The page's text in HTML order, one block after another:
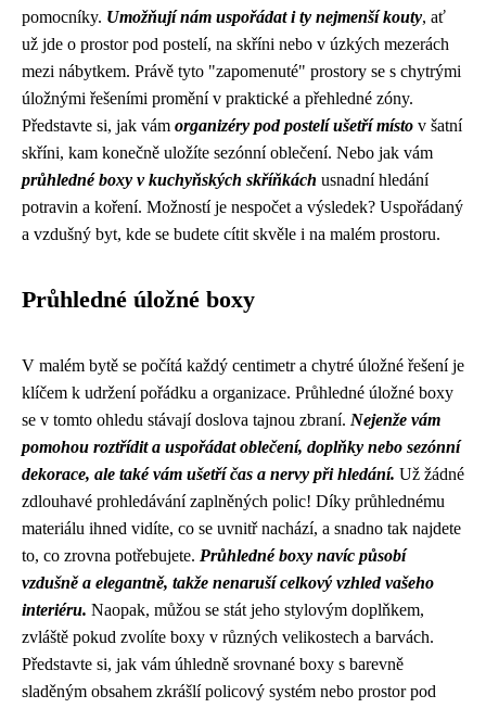
pomocníky. Umožňují nám uspořádat i ty nejmenší kouty, ať
už jde o prostor pod postelí, na skříni nebo v úzkých mezerách
mezi nábytkem. Právě tyto "zapomenuté" prostory se s chytrými
úložnými řešeními promění v praktické a přehledné zóny.
Představte si, jak vám organizéry pod postelí ušetří místo v šatní
skříni, kam konečně uložíte sezónní oblečení. Nebo jak vám
průhledné boxy v kuchyňských skříňkách usnadní hledání
potravin a koření. Možností je nespočet a výsledek? Uspořádaný
a vzdušný byt, kde se budete cítit skvěle i na malém prostoru.
Průhledné úložné boxy
V malém bytě se počítá každý centimetr a chytré úložné řešení je
klíčem k udržení pořádku a organizace. Průhledné úložné boxy
se v tomto ohledu stávají doslova tajnou zbraní. Nejenže vám
pomohou roztřídit a uspořádat oblečení, doplňky nebo sezónní
dekorace, ale také vám ušetří čas a nervy při hledání. Už žádné
zdlouhavé prohledávání zaplněných polic! Díky průhlednému
materiálu ihned vidíte, co se uvnitř nachází, a snadno tak najdete
to, co zrovna potřebujete. Průhledné boxy navíc působí
vzdušně a elegantně, takže nenaruší celkový vzhled vašeho
interiéru. Naopak, můžou se stát jeho stylovým doplňkem,
zvláště pokud zvolíte boxy v různých velikostech a barvách.
Představte si, jak vám úhledně srovnané boxy s barevně
sladěným obsahem zkrášlí policový systém nebo prostor pod